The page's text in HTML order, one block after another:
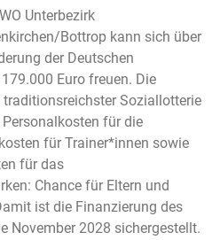
Unterbezirk
Bottrop kann sich über
der Deutschen
Euro freuen. Die
Soziallotterie
für die
für Trainer*innen sowie
für das
Chance für Eltern und
ist die Finanzierung des
November 2028 sichergestellt.